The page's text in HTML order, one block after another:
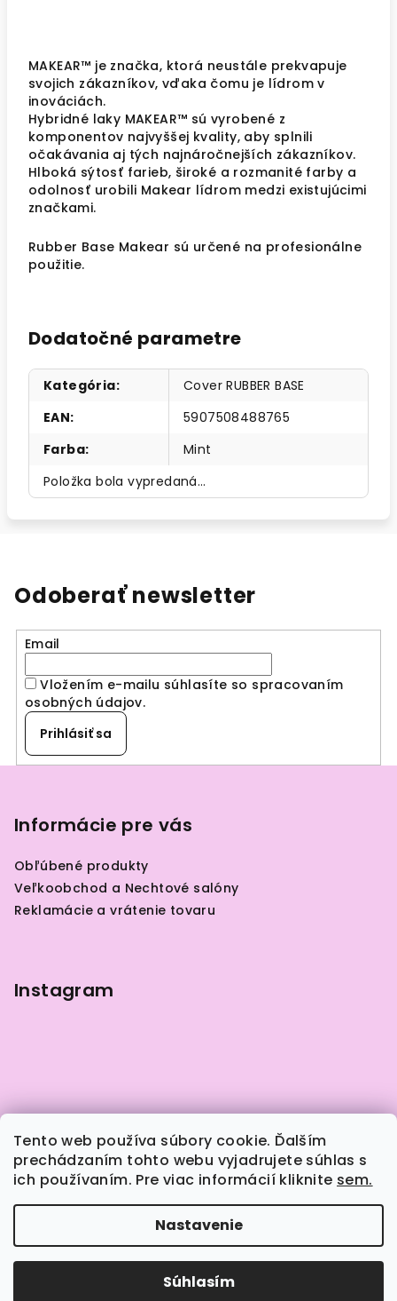
Tento web používa súbory cookie. Ďalším
prechádzaním tohto webu vyjadrujete súhlas s
ich používaním. Pre viac informácií kliknite sem.
Nastavenie
Súhlasím
MAKEAR™ je značka, ktorá neustále prekvapuje
svojich zákazníkov, vďaka čomu je lídrom v
inováciách.
Hybridné laky MAKEAR™ sú vyrobené z
komponentov najvyššej kvality, aby splnili
očakávania aj tých najnáročnejších zákazníkov.
Hlboká sýtosť farieb, široké a rozmanité farby a
odolnosť urobili Makear lídrom medzi existujúcimi
značkami.
Rubber Base Makear sú určené na profesionálne
použitie.
Dodatočné parametre
Kategória:
Cover RUBBER BASE
EAN:
5907508488765
Farba:
Mint
Položka bola vypredaná…
Odoberať newsletter
Email
Vložením e-mailu súhlasíte so spracovaním
osobných údajov.
Prihlásiť sa
Informácie pre vás
Obľúbené produkty
Veľkoobchod a Nechtové salóny
Reklamácie a vrátenie tovaru
Instagram
Sledovať na Instagrame